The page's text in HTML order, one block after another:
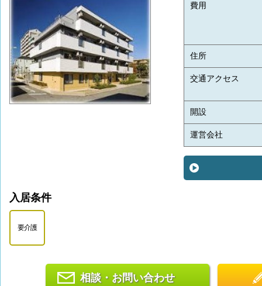
費用
住所
交通アクセス
開設
運営会社
入居条件
要介護
相談・お問い合わせ